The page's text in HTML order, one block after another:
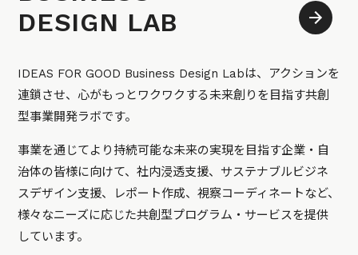
DESIGN LAB
IDEAS FOR GOOD Business Design Labは、アクションを
連鎖させ、心がもっとワクワクする未来創りを目指す共創
型事業開発ラボです。
事業を通じてより持続可能な未来の実現を目指す企業・自
治体の皆様に向けて、社内浸透支援、サステナブルビジネ
スデザイン支援、レポート作成、視察コーディネートなど、
様々なニーズに応じた共創型プログラム・サービスを提供
しています。